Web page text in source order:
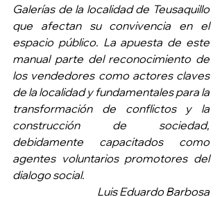
Galerías de la localidad de Teusaquillo
que afectan su convivencia en el
espacio público. La apuesta de este
manual parte del reconocimiento de
los vendedores como actores claves
de la localidad y fundamentales para la
transformación de conflictos y la
construcción de sociedad,
debidamente capacitados como
agentes voluntarios promotores del
dialogo social.
Luis Eduardo Barbosa